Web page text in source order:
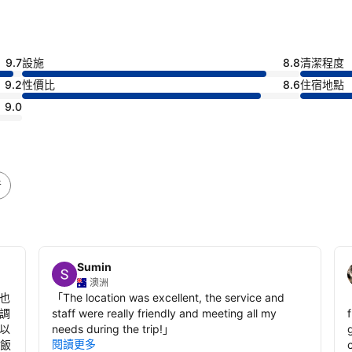
9.7設施 8.8清潔程度
9.2性價比 8.6住宿地點
9.0
Sumin
澳洲
「The location was excellent, the service and
staff were really friendly and meeting all my
needs during the trip! 」
閱讀更多